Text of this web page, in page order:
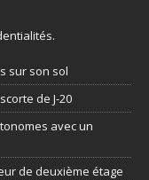
.
sur son sol
de J-20
avec un
de deuxième étage